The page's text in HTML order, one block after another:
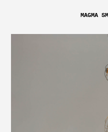
MAGMA